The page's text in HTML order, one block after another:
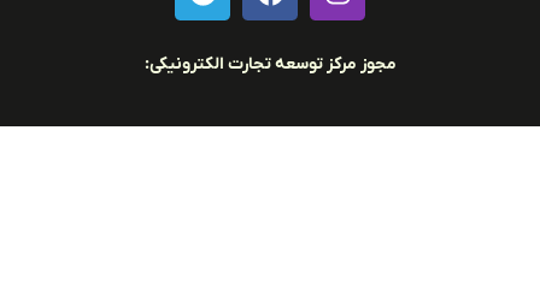
مجوز مرکز توسعه تجارت الکترونیکی: